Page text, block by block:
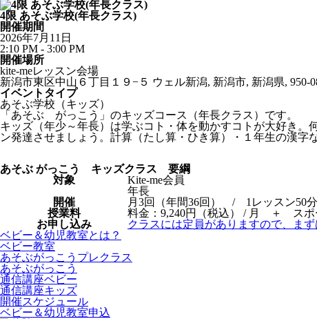
4限 あそぶ学校(年長クラス)
開催期間
2026年7月11日
2:10 PM - 3:00 PM
開催場所
kite-meレッスン会場
新潟市東区中山６丁目１９−５ ウェル新潟, 新潟市, 新潟県, 950-
イベントタイプ
あそぶ学校（キッズ）
「あそぶ がっこう」のキッズコース（年長クラス）です。
キッズ（年少～年長）は学ぶコト・体を動かすコトが大好き
ン発達させましょう。計算（たし算・ひき算）・１年生の漢字
あそぶ がっこう キッズクラス 要綱
対象
Kite-me会員
年長
開催
月3回（年間36回） / 1レッスン50分
授業料
料金：9,240円（税込） / 月 ＋ スポ
お申し込み
クラスには定員がありますので、まず
ベビー＆幼児教室とは？
ベビー教室
あそぶがっこうプレクラス
あそぶがっこう
通信講座ベビー
通信講座キッズ
開催スケジュール
ベビー＆幼児教室申込